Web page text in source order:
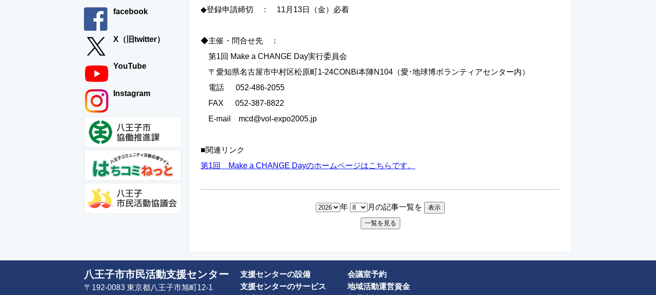
facebook
X（旧twitter）
YouTube
Instagram
◆登録申請締切 ： 11月13日（金）必着
◆主催・問合せ先 ：
第1回 Make a CHANGE Day実行委員会
〒愛知県名古屋市中村区松原町1-24CONBi本陣N104（愛･地球博ボランティアセンター内）
電話 052-486-2055
FAX 052-387-8822
E-mail mcd@vol-expo2005.jp
■関連リンク
第1回 Make a CHANGE Dayのホームページはこちらです。
年 月の記事一覧を
八王子市市民活動支援センター
〒192-0083 東京都八王子市旭町12-1
支援センターの設備
支援センターのサービス
会議室予約
地域活動運営資金